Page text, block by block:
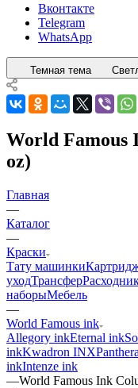
Вконтакте
Telegram
WhatsApp
Темная тема
World Famous
oz)
Главная
—
Каталог
—
Краски
Тату машинки
уходТрансфер
наборыМебель
—
World Famous ink
Allegory inkEternal ink
inkKwadron INX
inkIntenze ink
—World Famous Ink